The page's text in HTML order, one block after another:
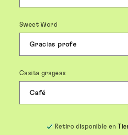
Sweet Word
Casita grageas
Retiro disponible en